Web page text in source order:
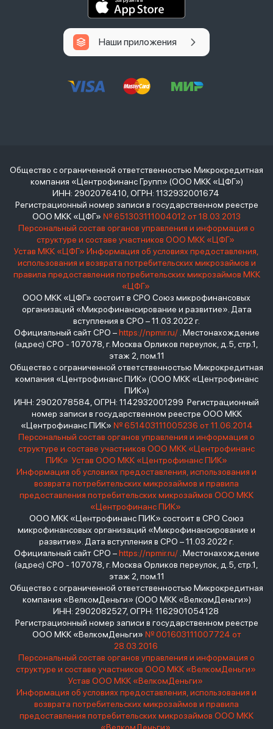
Наши приложения
Общество с ограниченной ответственностью Микрокредитная
компания «Центрофинанс Групп» (ООО МКК «ЦФГ»)
ИНН: 2902076410, ОГРН: 1132932001674
Регистрационный номер записи в государственном реестре
ООО МКК «ЦФГ» № 651303111004012 от 18.03.2013
Персональный состав органов управления и информация о
структуре и составе участников ООО МКК «ЦФГ»
Устав МКК «ЦФГ» Информация об условиях предоставления,
использования и возврата потребительских микрозаймов и
правила предоставления потребительских микрозаймов МКК
«ЦФГ»
ООО МКК «ЦФГ» состоит в СРО Союз микрофинансовых
организаций «Микрофинансирование и развитие». Дата
вступления в СРО – 11.03.2022 г.
Официальный сайт СРО –https://npmir.ru/. Местонахождение
(адрес) СРО - 107078, г. Москва Орликов переулок, д.5, стр.1,
этаж 2, пом.11
Общество с ограниченной ответственностью Микрокредитная
компания «Центрофинанс ПИК» (ООО МКК «Центрофинанс
ПИК»)
ИНН: 2902078584, ОГРН: 1142932001299 Регистрационный
номер записи в государственном реестре ООО МКК
«Центрофинанс ПИК» № 651403111005236 от 11.06.2014
Персональный состав органов управления и информация о
структуре и составе участников ООО МКК «Центрофинанс
ПИК» Устав ООО МКК «Центрофинанс ПИК»
Информация об условиях предоставления, использования и
возврата потребительских микрозаймов и правила
предоставления потребительских микрозаймов ООО МКК
«Центрофинанс ПИК»
ООО МКК «Центрофинанс ПИК» состоит в СРО Союз
микрофинансовых организаций «Микрофинансирование и
развитие». Дата вступления в СРО – 11.03.2022 г.
Официальный сайт СРО –https://npmir.ru/. Местонахождение
(адрес) СРО - 107078, г. Москва Орликов переулок, д.5, стр.1,
этаж 2, пом.11
Общество с ограниченной ответственностью Микрокредитная
компания «ВелкомДеньги» (ООО МКК «ВелкомДеньги»)
ИНН: 2902082527, ОГРН: 1162901054128
Регистрационный номер записи в государственном реестре
ООО МКК «ВелкомДеньги» № 001603111007724 от
28.03.2016
Персональный состав органов управления и информация о
структуре и составе участников ООО МКК «ВелкомДеньги»
Устав ООО МКК «ВелкомДеньги»
Информация об условиях предоставления, использования и
возврата потребительских микрозаймов и правила
предоставления потребительских микрозаймов ООО МКК